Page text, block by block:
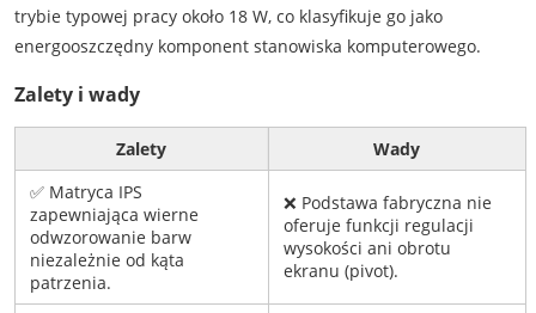
trybie typowej pracy około 18 W, co klasyfikuje go jako
energooszczędny komponent stanowiska komputerowego.
Zalety i wady
Zalety
Wady
✅ Matryca IPS
zapewniająca wierne
odwzorowanie barw
niezależnie od kąta
patrzenia.
❌ Podstawa fabryczna nie
oferuje funkcji regulacji
wysokości ani obrotu
ekranu (pivot).